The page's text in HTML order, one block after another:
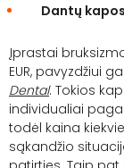
Dantų
Įprastai
EUR, pavyzdžiui
Dental. Tokios
individualiai
todėl kaina
sąkandžio